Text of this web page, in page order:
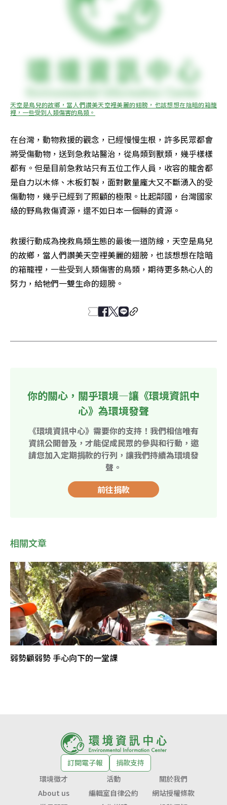
天空是鳥兒的故鄉，當人們讚美天空裡美麗的翅膀，也該想想在陰暗的箱籠
裡，一些受到人類傷害的鳥類。
在台灣，動物救援的觀念，已經慢慢生根，許多民眾都會
將受傷動物，送到急救站醫治，從鳥類到獸類，幾乎樣樣
都有。但是目前急救站只有五位工作人員，收容的籠舍都
是自力以木條、木板釘製，面對數量龐大又不斷湧入的受
傷動物，幾乎已經到了照顧的極限。比起鄰國，台灣國家
級的野鳥救傷資源，還不如日本一個縣的資源。
救援行動成為挽救鳥類生態的最後一道防線，天空是鳥兒
的故鄉，當人們讚美天空裡美麗的翅膀，也該想想在陰暗
的箱籠裡，一些受到人類傷害的鳥類，期待更多熱心人的
努力，給牠們一雙生命的翅膀。
你的關心，關乎環境—讓《環境資訊中
心》為環境發聲
《環境資訊中心》需要你的支持！我們相信唯有
資訊公開普及，才能促成民眾的參與和行動，邀
請您加入定期捐款的行列，讓我們持續為環境發
聲。
前往捐款
相關文章
弱勢顧弱勢 手心向下的一堂課
訂閱電子報
捐款支持
環境徵才
活動
關於我們
About us
編輯室自律公約
網站授權條款